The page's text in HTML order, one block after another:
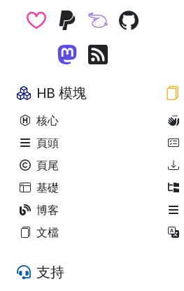
HB 模塊
核心
頁頭
頁尾
基礎
博客
文檔
支持